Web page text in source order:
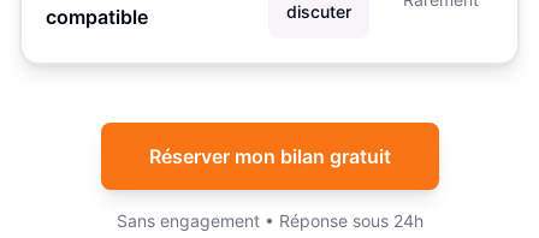
compatible
discuter
Réserver mon bilan gratuit
Sans engagement • Réponse sous 24h